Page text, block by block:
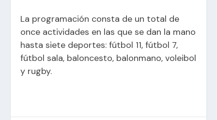
La programación consta de un total de
once actividades en las que se dan la mano
hasta siete deportes: fútbol 11, fútbol 7,
fútbol sala, baloncesto, balonmano, voleibol
y rugby.